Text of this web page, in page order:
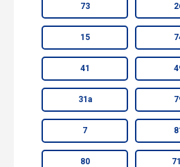
73
15
41
31а
7
80